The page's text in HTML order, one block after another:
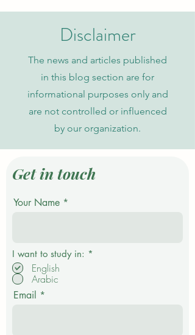
zu
Disclaimer
The news and articles published
in this blog section are for
informational purposes only and
are not controlled or influenced
by our organization.
Get in touch
Your Name
I want to study in: *
English
Arabic
Email